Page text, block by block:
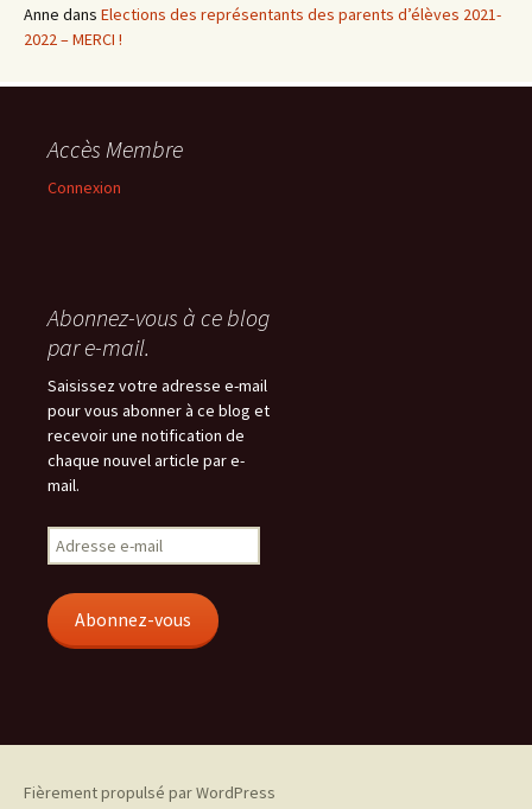
Anne dans Elections des représentants des parents d’élèves 2021-
2022 – MERCI !
Accès Membre
Connexion
Abonnez-vous à ce blog
par e-mail.
Saisissez votre adresse e-mail
pour vous abonner à ce blog et
recevoir une notification de
chaque nouvel article par e-
mail.
Adresse
e-
Abonnez-vous
Fièrement propulsé par WordPress